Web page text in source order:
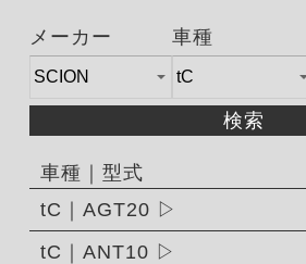
メーカー 車種
検索
車種｜型式
tC｜AGT20
tC｜ANT10